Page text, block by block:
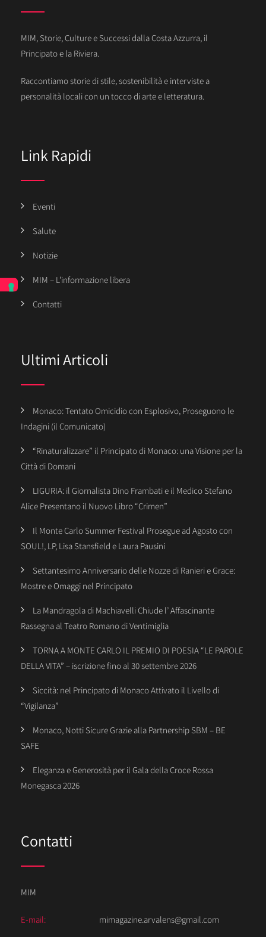
MIM, Storie, Culture e Successi dalla Costa Azzurra, il
Principato e la Riviera.
Raccontiamo storie di stile, sostenibilità e interviste a
personalità locali con un tocco di arte e letteratura.
Link Rapidi
Eventi
Salute
Notizie
MIM – L’informazione libera
Contatti
Ultimi Articoli
Monaco: Tentato Omicidio con Esplosivo, Proseguono le
Indagini (il Comunicato)
“Rinaturalizzare” il Principato di Monaco: una Visione per la
Città di Domani
LIGURIA: il Giornalista Dino Frambati e il Medico Stefano
Alice Presentano il Nuovo Libro “Crimen”
Il Monte Carlo Summer Festival Prosegue ad Agosto con
SOUL!, LP, Lisa Stansfield e Laura Pausini
Settantesimo Anniversario delle Nozze di Ranieri e Grace:
Mostre e Omaggi nel Principato
La Mandragola di Machiavelli Chiude l’ Affascinante
Rassegna al Teatro Romano di Ventimiglia
TORNA A MONTE CARLO IL PREMIO DI POESIA “LE PAROLE
DELLA VITA” – iscrizione fino al 30 settembre 2026
Siccità: nel Principato di Monaco Attivato il Livello di
“Vigilanza”
Monaco, Notti Sicure Grazie alla Partnership SBM – BE
SAFE
Eleganza e Generosità per il Gala della Croce Rossa
Monegasca 2026
Contatti
MIM
E-mail:
mimagazine.arvalens@gmail.com